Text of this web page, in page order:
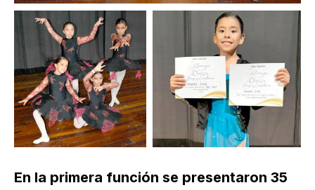
En la primera función se presentaron 35